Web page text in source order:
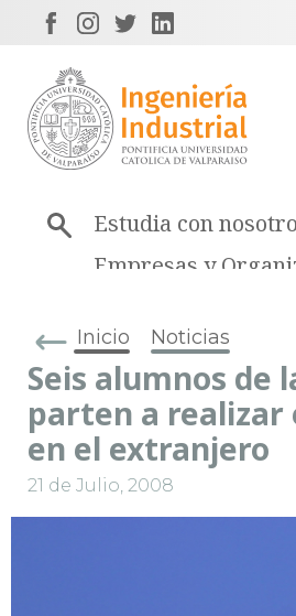
Estudia con
Empresas y
Inicio Noticias
Seis alumnos de
parten a realizar
en el extranjero
21 de Julio, 2008